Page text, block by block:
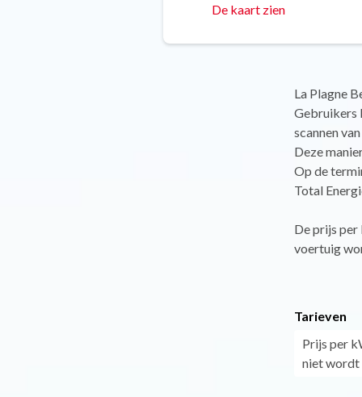
De kaart zien
La Plagne
Gebruikers
scannen
Deze
Op de
Total
De prijs per
voertuig
Tarieven
Prijs per
niet wordt